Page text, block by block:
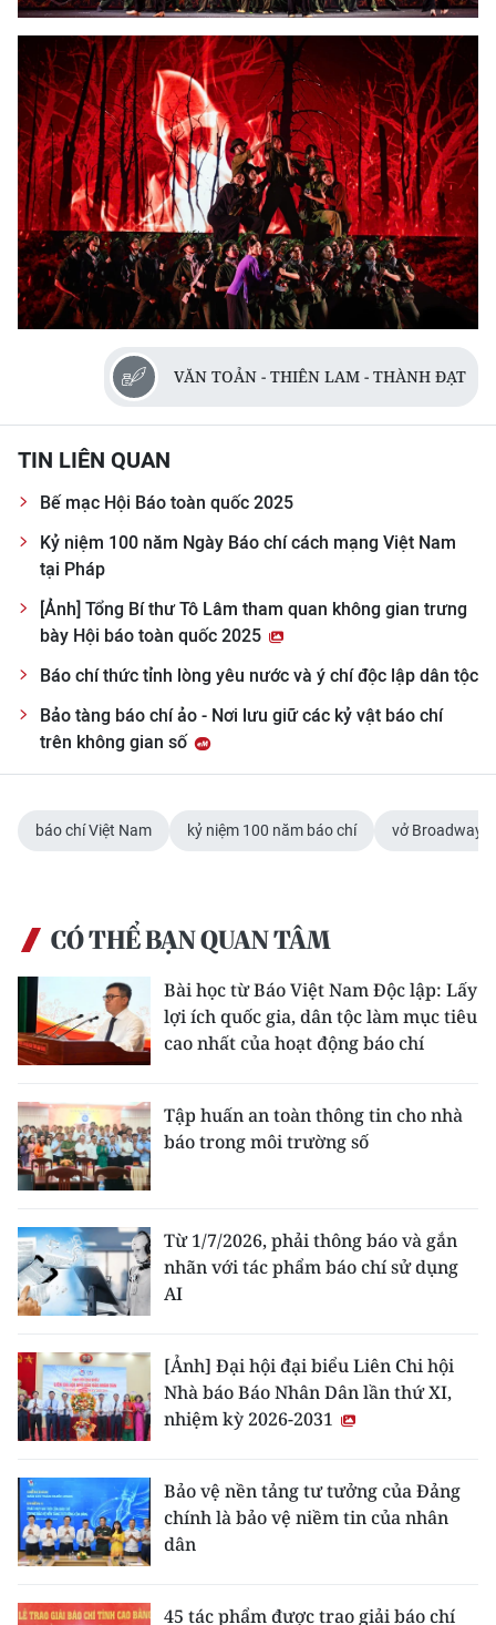
VĂN TOẢN - THIÊN LAM - THÀNH ĐẠT
TIN LIÊN QUAN
Bế mạc Hội Báo toàn quốc 2025
Kỷ niệm 100 năm Ngày Báo chí cách mạng Việt Nam
tại Pháp
[Ảnh] Tổng Bí thư Tô Lâm tham quan không gian trưng
bày Hội báo toàn quốc 2025
Báo chí thức tỉnh lòng yêu nước và ý chí độc lập dân tộc
Bảo tàng báo chí ảo - Nơi lưu giữ các kỷ vật báo chí
trên không gian số
báo chí Việt Nam kỷ niệm 100 năm báo chí vở Broadway
CÓ THỂ BẠN QUAN TÂM
Bài học từ Báo Việt Nam Độc lập: Lấy
lợi ích quốc gia, dân tộc làm mục tiêu
cao nhất của hoạt động báo chí
Tập huấn an toàn thông tin cho nhà
báo trong môi trường số
Từ 1/7/2026, phải thông báo và gắn
nhãn với tác phẩm báo chí sử dụng
AI
[Ảnh] Đại hội đại biểu Liên Chi hội
Nhà báo Báo Nhân Dân lần thứ XI,
nhiệm kỳ 2026-2031
Bảo vệ nền tảng tư tưởng của Đảng
chính là bảo vệ niềm tin của nhân
dân
45 tác phẩm được trao giải báo chí